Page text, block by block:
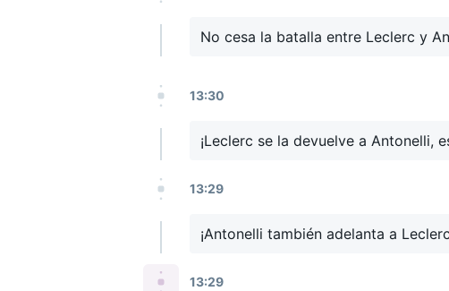
No cesa la batalla entre Leclerc y
13:30
¡Leclerc se la devuelve a Antonelli,
13:29
¡Antonelli también adelanta a
13:29